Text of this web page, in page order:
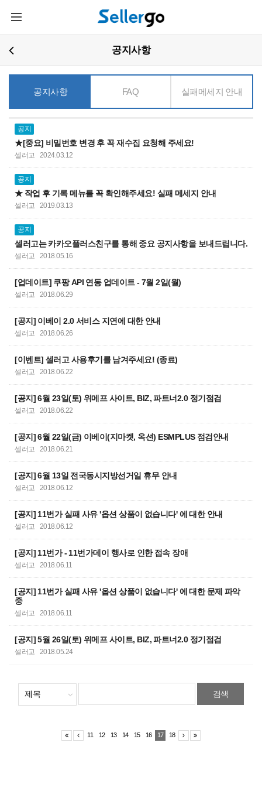
주요콘텐츠로
건너뛰기
공지사항
공지사항 FAQ 실패메세지 안내
공지
★[중요] 비밀번호 변경 후 꼭 재수집 요청해 주세요!
셀러고 2024.03.12
공지
★ 작업 후 기록 메뉴를 꼭 확인해주세요! 실패 메세지 안내
셀러고 2019.03.13
공지
셀러고는 카카오플러스친구를 통해 중요 공지사항을 보내드립니다.
셀러고 2018.05.16
[업데이트] 쿠팡 API 연동 업데이트 - 7월 2일(월)
셀러고 2018.06.29
[공지] 이베이 2.0 서비스 지연에 대한 안내
셀러고 2018.06.26
[이벤트] 셀러고 사용후기를 남겨주세요! (종료)
셀러고 2018.06.22
[공지] 6월 23일(토) 위메프 사이트, BIZ, 파트너2.0 정기점검
셀러고 2018.06.22
[공지] 6월 22일(금) 이베이(지마켓, 옥션) ESMPLUS 점검안내
셀러고 2018.06.21
[공지] 6월 13일 전국동시지방선거일 휴무 안내
셀러고 2018.06.12
[공지] 11번가 실패 사유 '옵션 상품이 없습니다' 에 대한 안내
셀러고 2018.06.12
[공지] 11번가 - 11번가데이 행사로 인한 접속 장애
셀러고 2018.06.11
[공지] 11번가 실패 사유 '옵션 상품이 없습니다' 에 대한 문제 파악
중
셀러고 2018.06.11
[공지] 5월 26일(토) 위메프 사이트, BIZ, 파트너2.0 정기점검
셀러고 2018.05.24
검색
11 12 13 14 15 16 17 18